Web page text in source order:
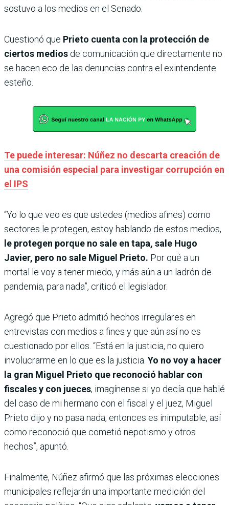
sostuvo a los medios en el Senado.
Cuestionó que Prieto cuenta con la protección de
ciertos medios de comunicación que directamente no
se hacen eco de las denuncias contra el exintendente
esteño.
Te puede interesar: Núñez no descarta creación de
una comisión especial para investigar corrupción en
el IPS
“Yo lo que veo es que ustedes (medios afines) como
sectores le protegen, estoy hablando de estos medios,
le protegen porque no sale en tapa, sale Hugo
Javier, pero no sale Miguel Prieto. Por qué a un
mortal le voy a tener miedo, y más aún a un ladrón de
pandemia, para nada”, criticó el legislador.
Agregó que Prieto admitió hechos irregulares en
entrevistas con medios a fines y que aún así no es
cuestionado por ellos. “Está en la justicia, no quiero
involucrarme en lo que es la justicia. Yo no voy a hacer
la gran Miguel Prieto que reconoció hablar con
fiscales y con jueces, imagínense si yo decía que hablé
del caso de mi hermano con el fiscal y el juez, Miguel
Prieto dijo y no pasa nada, entonces es inimputable, así
como reconoció que cometió nepotismo y otros
hechos”, apuntó.
Finalmente, Núñez afirmó que las próximas elecciones
municipales reflejarán una importante medición del